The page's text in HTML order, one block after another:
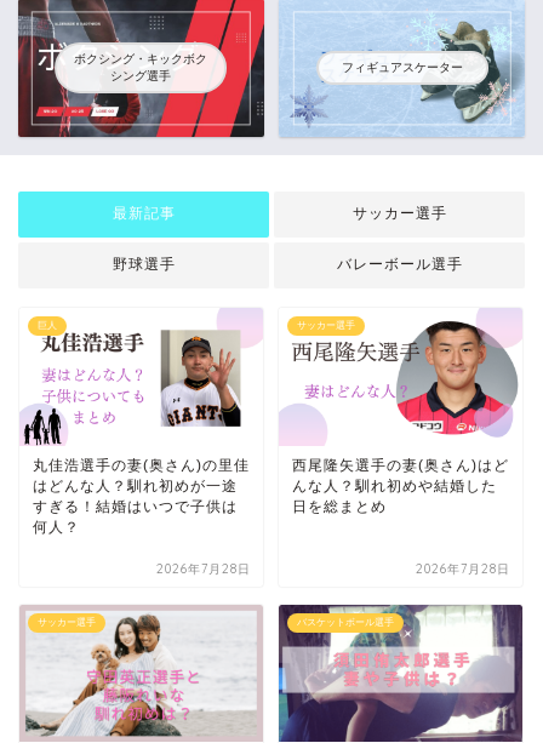
ボクシング・キックボク
シング選手
フィギュアスケーター
最新記事 サッカー選手
野球選手 バレーボール選手
巨人
丸佳浩選手の妻(奥さん)の里佳
はどんな人？馴れ初めが一途
すぎる！結婚はいつで子供は
何人？
2026年7月28日
サッカー選手
西尾隆矢選手の妻(奥さん)はど
んな人？馴れ初めや結婚した
日を総まとめ
2026年7月28日
サッカー選手 バスケットボール選手